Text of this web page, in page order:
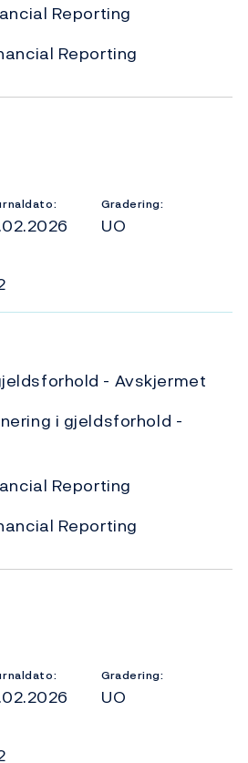
Reporting
Reporting
Gradering:
UO
- Avskjermet
i gjeldsforhold -
Reporting
Reporting
Gradering:
UO